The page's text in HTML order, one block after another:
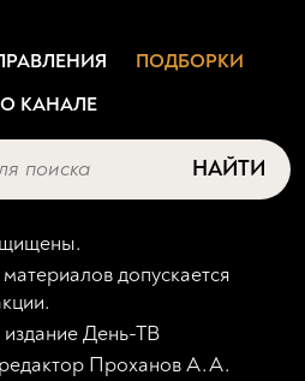
ПОДБОРКИ
О КАНАЛЕ
НАЙТИ
допускается
День-ТВ
Проханов А.А.